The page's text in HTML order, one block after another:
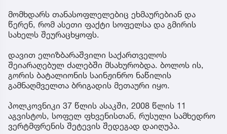
მომხდარს თანასოფლელებიც ეხმაურებიან და
წერენ, რომ ასეთი ფაქტი სოფელსა და გმირის
სახელს შეურაცხყოფს.
დავით ელიზბარაშვილი საქართველოს
შეიარაღებულ ძალებში მსახურობდა. ბოლოს ის,
გორის ბატალიონის საინჟინრო ნაწილის
გამნაღმველთა ბრიგადის მეთაური იყო.
პოლკოვნიკი 37 წლის ასაკში, 2008 წლის 11
აგვისტოს, სოფელ ფხვენისთან, რუსული სამხედრო
ვერტმფრენის შეტევის შედეგად დაიღუპა.